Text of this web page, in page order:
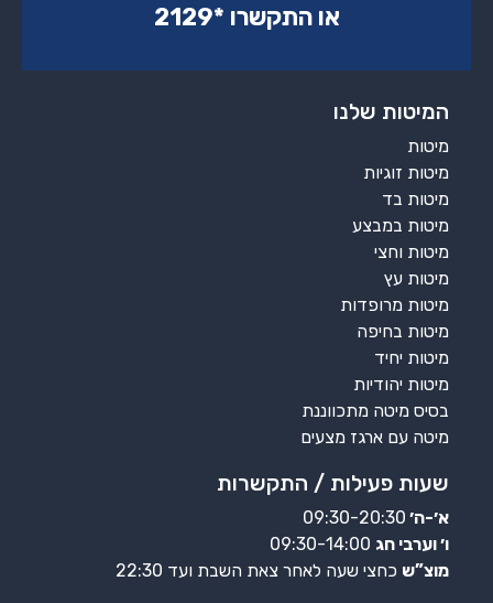
או התקשרו ‏*2129‏
המיטות שלנו
מיטות
מיטות זוגיות
מיטות בד
מיטות במבצע
מיטות וחצי
מיטות עץ
מיטות מרופדות
מיטות בחיפה
מיטות יחיד
מיטות יהודיות
בסיס מיטה מתכווננת
מיטה עם ארגז מצעים
שעות פעילות / התקשרות
א׳-ה׳ 09:30-20:30
ו׳ וערבי חג
מוצ”ש כחצי שעה לאחר צאת השבת ועד 22:30